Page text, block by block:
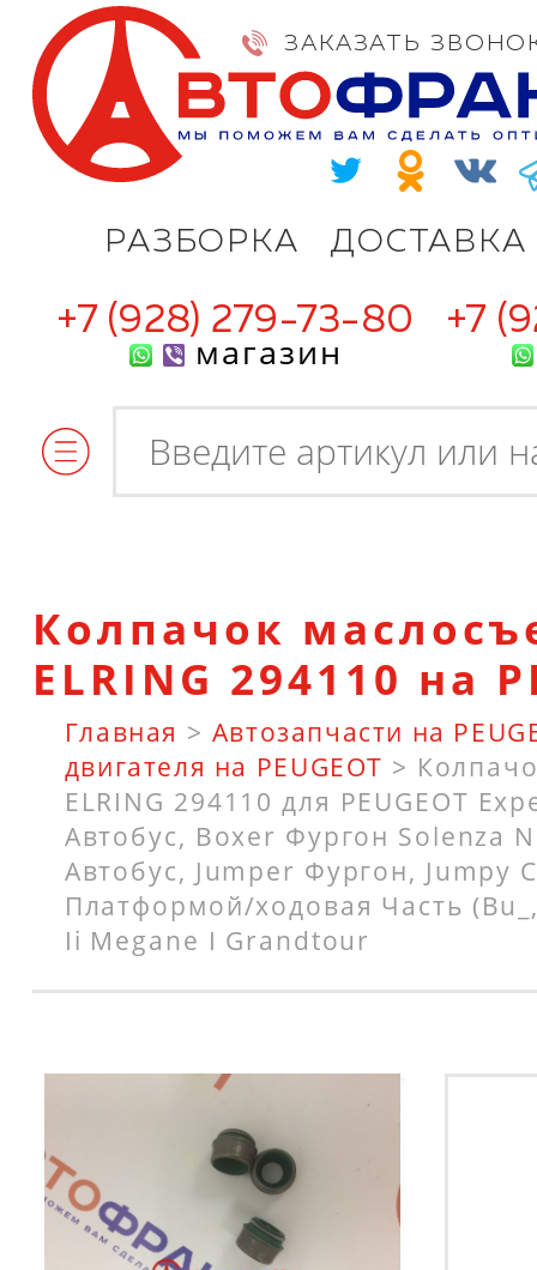
РАЗБОРКА ДОСТАВКА
ЗАКАЗАТЬ
+7 (928) 279-73-80
магазин
+7
Колпачок
ELRING 294110 на
Главная > Автозапчасти на
двигателя на PEUGEOT >
ELRING 294110 для PEUGEOT
Автобус, Boxer Фургон Solenza
Автобус, Jumper Фургон, Jumpy
Платформой/ходовая Часть
Ii Megane I Grandtour